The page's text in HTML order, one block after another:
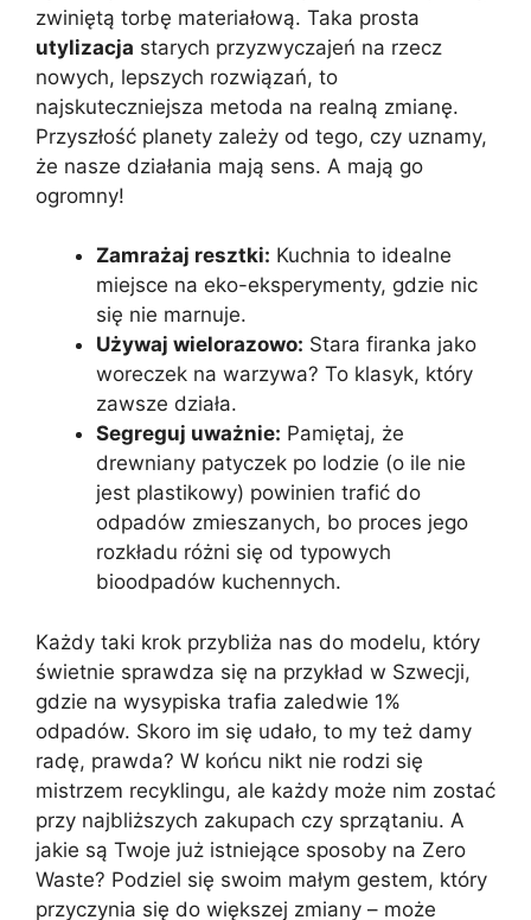
zwiniętą torbę materiałową. Taka prosta
utylizacja starych przyzwyczajeń na rzecz
nowych, lepszych rozwiązań, to
najskuteczniejsza metoda na realną zmianę.
Przyszłość planety zależy od tego, czy uznamy,
że nasze działania mają sens. A mają go
ogromny!
Zamrażaj resztki: Kuchnia to idealne
miejsce na eko-eksperymenty, gdzie nic
się nie marnuje.
Używaj wielorazowo: Stara firanka jako
woreczek na warzywa? To klasyk, który
zawsze działa.
Segreguj uważnie: Pamiętaj, że
drewniany patyczek po lodzie (o ile nie
jest plastikowy) powinien trafić do
odpadów zmieszanych, bo proces jego
rozkładu różni się od typowych
bioodpadów kuchennych.
Każdy taki krok przybliża nas do modelu, który
świetnie sprawdza się na przykład w Szwecji,
gdzie na wysypiska trafia zaledwie 1%
odpadów. Skoro im się udało, to my też damy
radę, prawda? W końcu nikt nie rodzi się
mistrzem recyklingu, ale każdy może nim zostać
przy najbliższych zakupach czy sprzątaniu. A
jakie są Twoje już istniejące sposoby na Zero
Waste? Podziel się swoim małym gestem, który
przyczynia się do większej zmiany – może